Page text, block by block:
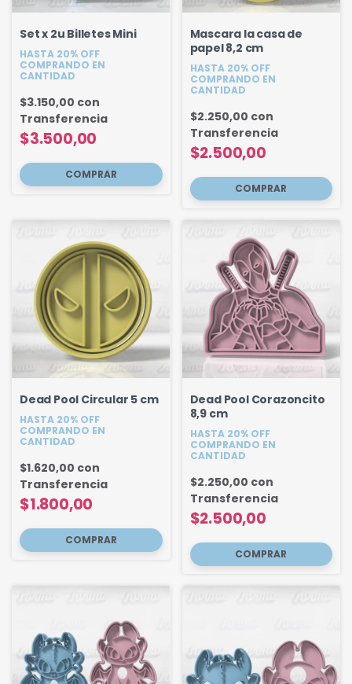
Set x 2u Billetes Mini
HASTA 20% OFF
COMPRANDO EN
CANTIDAD
$3.500,00
$3.150,00 con
Transferencia
Mascara la casa de
papel 8,2 cm
HASTA 20% OFF
COMPRANDO EN
CANTIDAD
$2.500,00
$2.250,00 con
Transferencia
Dead Pool Circular 5 cm
HASTA 20% OFF
COMPRANDO EN
CANTIDAD
$1.800,00
$1.620,00 con
Transferencia
Dead Pool Corazoncito
8,9 cm
HASTA 20% OFF
COMPRANDO EN
CANTIDAD
$2.500,00
$2.250,00 con
Transferencia